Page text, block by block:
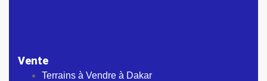
Vente
Terrains à Vendre à Dakar